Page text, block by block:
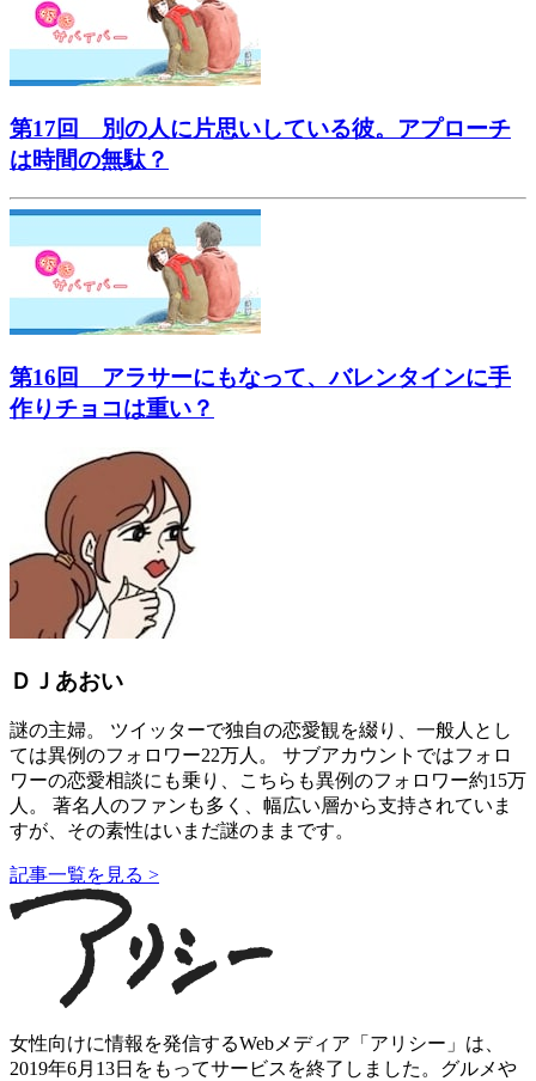
第17回 別の人に片思いしている彼。アプローチ
は時間の無駄？
第16回 アラサーにもなって、バレンタインに手
作りチョコは重い？
ＤＪあおい
謎の主婦。 ツイッターで独自の恋愛観を綴り、一般人とし
ては異例のフォロワー22万人。 サブアカウントではフォロ
ワーの恋愛相談にも乗り、こちらも異例のフォロワー約15万
人。 著名人のファンも多く、幅広い層から支持されていま
すが、その素性はいまだ謎のままです。
記事一覧を見る >
女性向けに情報を発信するWebメディア「アリシー」は、
2019年6月13日をもってサービスを終了しました。グルメや